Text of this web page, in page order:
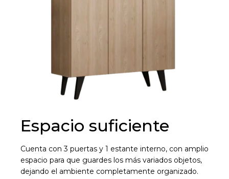
Espacio suficiente
Cuenta con 3 puertas y 1 estante interno, con amplio
espacio para que guardes los más variados objetos,
dejando el ambiente completamente organizado.